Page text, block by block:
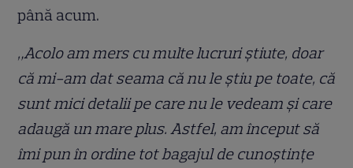
până acum.
„Acolo am mers cu multe lucruri știute, doar
că mi-am dat seama că nu le știu pe toate, că
sunt mici detalii pe care nu le vedeam și care
adaugă un mare plus. Astfel, am început să
îmi pun în ordine tot bagajul de cunoștințe